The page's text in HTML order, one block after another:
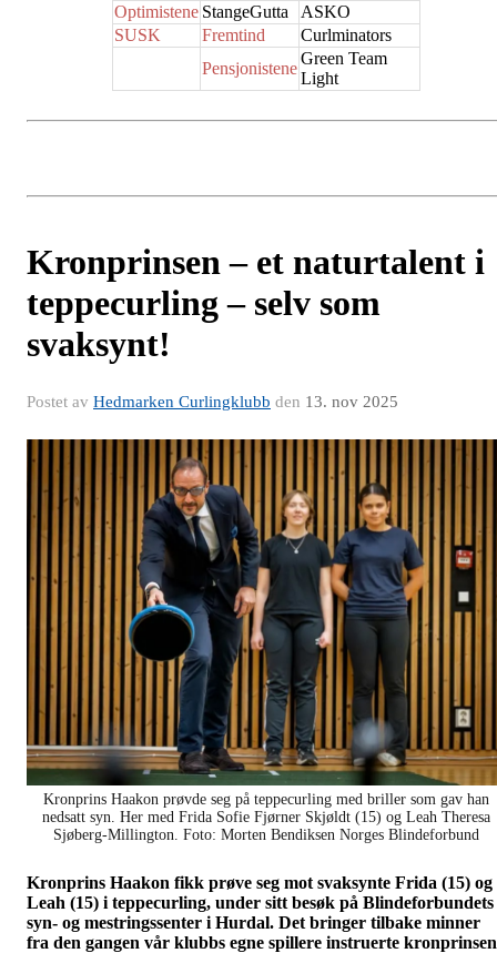
Optimistene StangeGutta
ASKO
SUSK
Fremtind
Curlminators
Pensjonistene
Green Team
Light
Kronprinsen – et naturtalent i
teppecurling – selv som
svaksynt!
Postet av Hedmarken Curlingklubb den 13. nov 2025
Kronprins Haakon prøvde seg på teppecurling med briller som gav han
nedsatt syn. Her med Frida Sofie Fjørner Skjøldt (15) og Leah Theresa
Sjøberg-Millington. Foto: Morten Bendiksen Norges Blindeforbund
Kronprins Haakon fikk prøve seg mot svaksynte Frida (15) og
Leah (15) i teppecurling, under sitt besøk på Blindeforbundets
syn- og mestringssenter i Hurdal. Det bringer tilbake minner
fra den gangen vår klubbs egne spillere instruerte kronprinsen